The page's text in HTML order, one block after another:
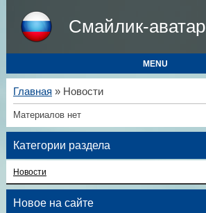
Смайлик-аватар
MENU
Главная » Новости
Материалов нет
Категории раздела
Новости
Новое на сайте